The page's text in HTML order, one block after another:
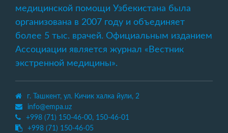
медицинской помощи Узбекистана была
организована в 2007 году и объединяет
более 5 тыс. врачей. Официальным изданием
Ассоциации является журнал «Вестник
экстренной медицины».
г. Ташкент, ул. Кичик халка йули, 2
info@empa.uz
+998 (71) 150-46-00, 150-46-01
+998 (71) 150-46-05